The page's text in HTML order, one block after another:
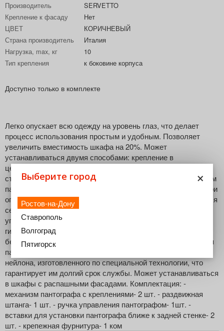
Производитель
SERVETTO
Крепление к фасаду
Нет
ЦВЕТ
КОРИЧНЕВЫЙ
Страна производитель
Италия
Нагрузка, max, кг
10
Тип крепления
к боковине корпуса
Доступно только в комплекте
Легко опускает всю одежду на уровень глаз, что делает
процесс использования простым и удобным. Позволяет
увеличить вместимость шкафа на 20%. Может
устанавливаться двумя способами: крепление в
центральной части боковин шкафа или ближе к задней
стенке. В случае ограниченного пространства перед шкафом
пантограф нужно устанавливать ближе к задней стенке и при
опускании он будет выходить из шкафа всего на 365 мм. Для
секций от 500 мм штангу пантографа при монтаже можно
упилить до необходимого размера. Надежный
гидравлический механизм обеспечивает плавный
бесшумный ход без люфта и легкое управление. Крепления
пантографа и ручка выполнены из стекловолокнистого
нейлона, изготовленного по специальной технологии, что
гарантирует им долгий срок службы. Может устанавливаться
в шкафы с распашными фасадами. Комплектация: -
механизм пантографа с креплениями- 2 шт. - раздвижная
штанга- 1 шт. - ручка управления пантографом- 1шт. -
вставки для установки пантографа ближе к задней стенке- 2
шт. - крепежная фурнитура- 1 ком
×
Выберите город
Ростов-на-Дону
Ставрополь
Волгоград
Пятигорск